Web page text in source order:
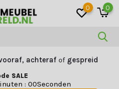
0 0
achterafof gespreid
SALE
: 00Seconden